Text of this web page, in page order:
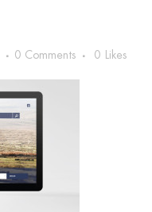
0 Comments 0 Likes